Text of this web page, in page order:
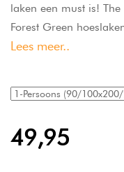
laken een must is!
Forest Green
GOTS-gecertificeerd
sterke stretchkwaliteit
De stof is pillingvrij,
en heerlijk vriendelijk
Lees meer..
49,95